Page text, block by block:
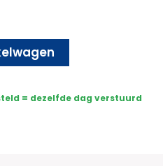
= dezelfde dag verstuurd